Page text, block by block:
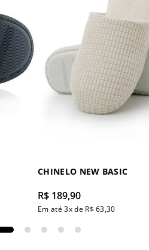
CHINELO NEW BASIC
R$ 189,90
Em até3x de R$ 63,30